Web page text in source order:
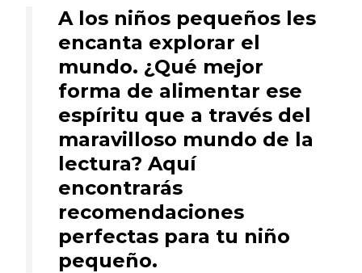
A los niños pequeños les
encanta explorar el
mundo. ¿Qué mejor
forma de alimentar ese
espíritu que a través del
maravilloso mundo de la
lectura? Aquí
encontrarás
recomendaciones
perfectas para tu niño
pequeño.